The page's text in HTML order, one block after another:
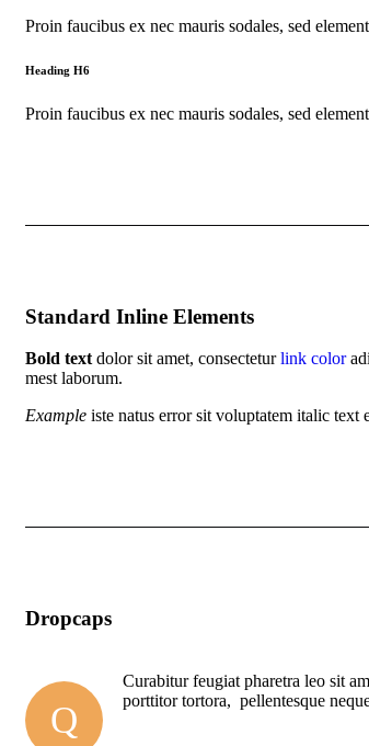
Proin faucibus ex nec mauris sodales, sed
Heading H6
Proin faucibus ex nec mauris sodales, sed
Standard Inline Elements
Bold text dolor sit amet, consecteturlink color
mest laborum.
Example iste natus error sit voluptatem italic text
Dropcaps
Q
Curabitur feugiat pharetra leo sit
porttitor tortora, pellentesque